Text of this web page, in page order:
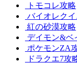
トモコレ攻略
バイオレク
紅の砂漠攻略
デイモン&ベ
ポケモンZA
ドラクエ7攻